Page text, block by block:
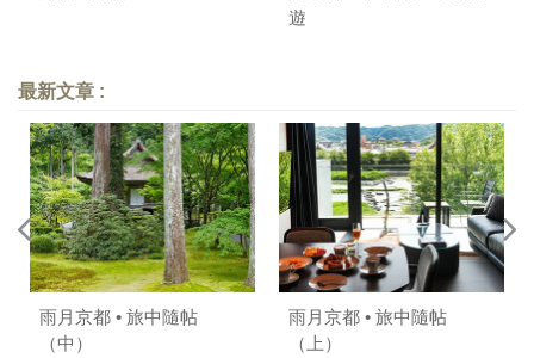
遊
最新文章 :
雨月京都 • 旅中隨帖
（中）
雨月京都 • 旅中隨帖
（上）